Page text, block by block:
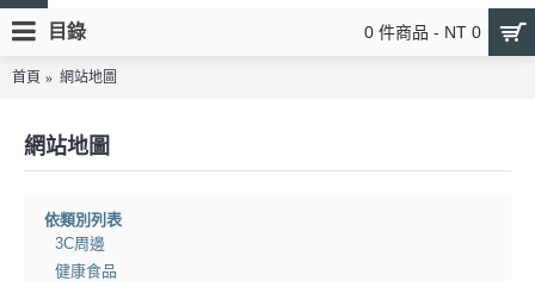
0 件商品 - NT 0
目錄
首頁 網站地圖
網站地圖
依類別列表
3C周邊
健康食品